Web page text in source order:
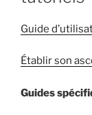
Guide
Établir son
Guides